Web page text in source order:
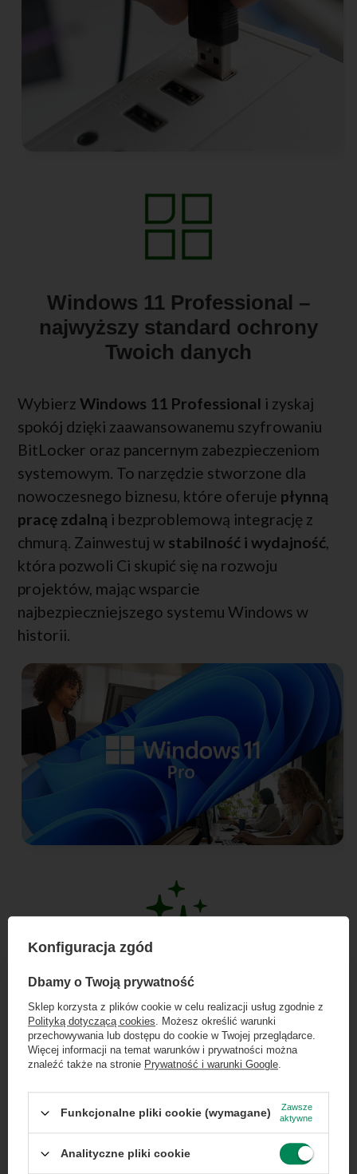
Windows 11 Professional –
najwyższy standard ochrony
Twoich danych
Wybierz Windows 11 Professional i zyskaj
spokój dzięki zaawansowanemu szyfrowaniu
BitLocker oraz pancernym zabezpieczeniom
systemowym. To narzędzie stworzone dla
nowoczesnego biznesu, które oferuje płynną
pracę zdalną i bezproblemową integrację z
chmurą. Zainwestuj w stabilność i wydajność,
która pozwoli Ci skupić się na rozwoju
projektów, mając wsparcie
najbezpieczniejszego systemu Windows w
historii.
Perfekcyjny balans jakości i
wyglądu
To urządzenie Klasy A oferuje pełną sprawność
certyfikowaną niezawodność. Znakomity
stan wizualny obejmuje drobne, niemalże
niezauważalne ślady użytkowania. To idealna
propozycja dla firm, biur i osób prywatnych,
Dołącz do newslettera Green
Computers
Zgarnij jako pierwszy informacje o zniżkach i
rabatach w naszym sklepie!
...lub zadzwoń od razu, aby odebrać
przy zamówieniu telefonicznym
50 zł rabatu!
Rabat 50 zł przy zamówieniach powyżej 300 zł. Oferta
Konfiguracja zgód
Dbamy o Twoją prywatność
Sklep korzysta z plików cookie w celu realizacji usług zgodnie z
Polityką dotyczącą cookies. Możesz określić warunki
przechowywania lub dostępu do cookie w Twojej przeglądarce.
Więcej informacji na temat warunków i prywatności można
znaleźć także na stronie Prywatność i warunki Google.
Funkcjonalne pliki cookie (wymagane)
Zawsze
aktywne
Analityczne pliki cookie